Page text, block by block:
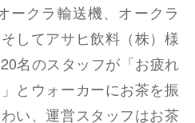
ークラ輸送機、オークラ
してアサヒ飲料（株）様
名のスタッフが「お疲れ
とウォーカーにお茶を振
い、運営スタッフはお茶